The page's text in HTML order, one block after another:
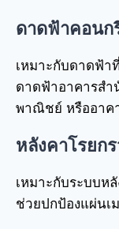
ดาดฟ้าคอนก
เหมาะกับดาดฟ้า
ดาดฟ้าอาคารสำ
พาณิชย์ หรืออาค
หลังคาโรยก
เหมาะกับระบบห
ช่วยปกป้องแผ่นเ